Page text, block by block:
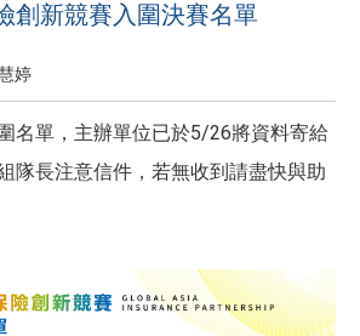
創新競賽入圍決賽名單
婷
名單，主辦單位已於5/26將資料寄給
隊長注意信件，若無收到請盡快與助